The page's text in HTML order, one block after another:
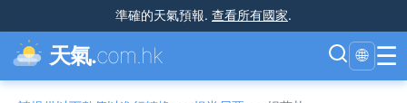
準確的天氣預報. 查看所有國家.
天氣.com.hk 🌐 ☰